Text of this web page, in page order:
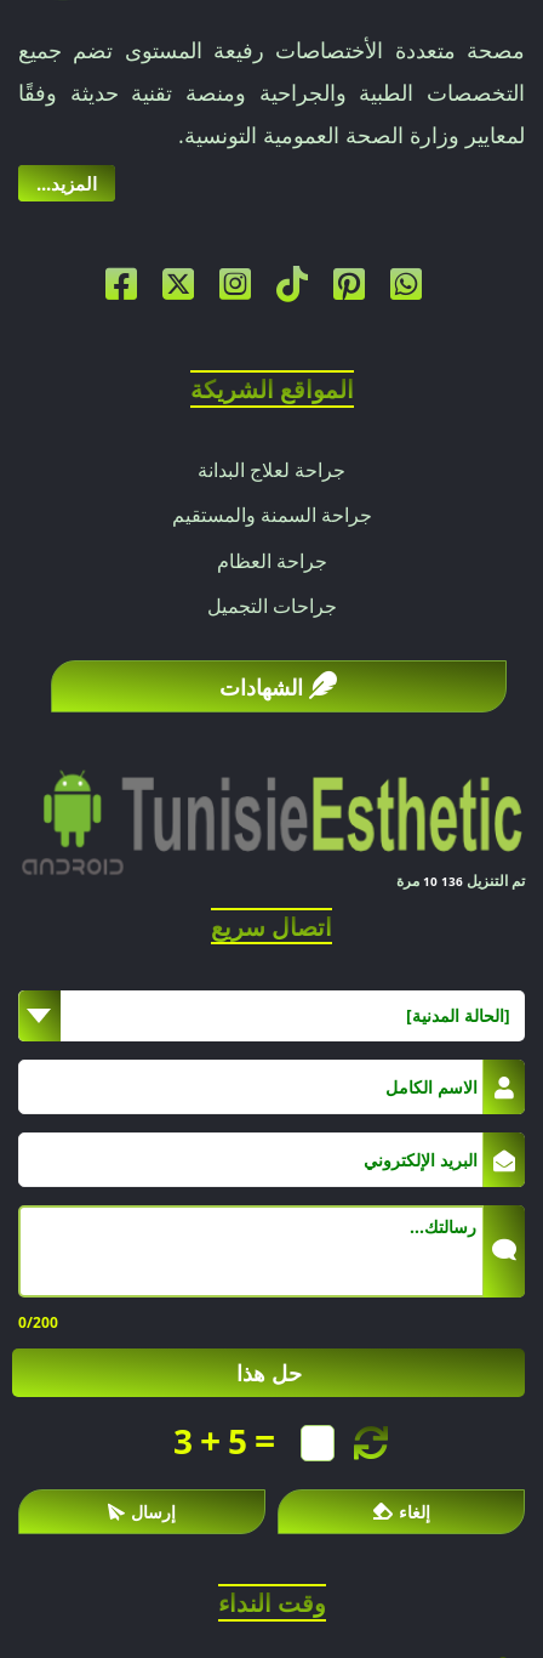
مصحة متعددة الأختصاصات رفيعة المستوى تضم جميع
التخصصات الطبية والجراحية ومنصة تقنية حديثة وفقًا
لمعايير وزارة الصحة العمومية التونسية.
...المزيد
المواقع الشريكة
جراحة لعلاج البدانة
جراحة السمنة والمستقيم
جراحة العظام
جراحات التجميل
الشهادات
تم التنزيل 10 136 مرة
اتصال سريع
[الحالة المدنية]
0/200
حل هذا
3 + 5 =
إلغاء إرسال
وقت النداء